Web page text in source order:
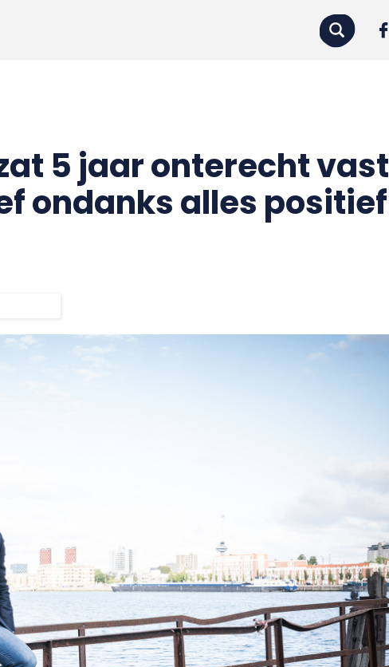
5 jaar onterecht vast
ondanks alles positief